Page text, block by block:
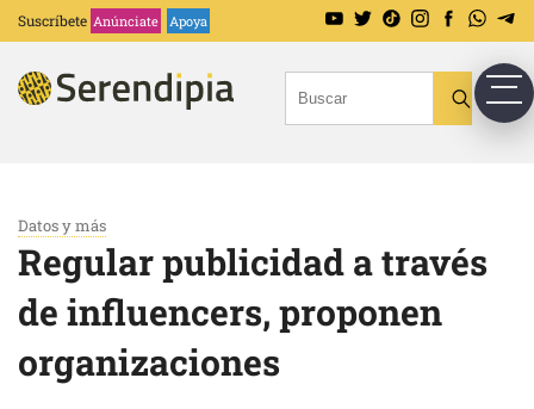
Suscríbete Anúnciate Apoya
Datos y más
Regular publicidad a través
de influencers, proponen
organizaciones